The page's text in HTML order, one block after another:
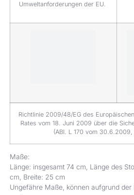
Umweltanforderungen der EU.
Richtlinie 2009/48/EG des
Rates vom 18. Juni 2009 über die
(ABl. L 170 vom 30.6.2009,
Maße:
Länge: insgesamt 74 cm, Länge des
cm, Breite: 25 cm
Ungefähre Maße, können aufgrund der